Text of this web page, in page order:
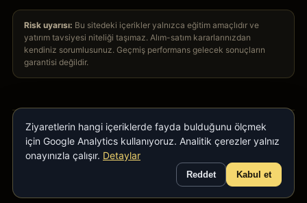
Risk uyarısı: Bu sitedeki içerikler yalnızca eğitim amaçlıdır ve
yatırım tavsiyesi niteliği taşımaz. Alım-satım kararlarınızdan
kendiniz sorumlusunuz. Geçmiş performans gelecek sonuçların
garantisi değildir.
© 2026 GoldAnaliz · Tüm hakları saklıdır.
Ziyaretlerin hangi içeriklerde fayda bulduğunu ölçmek
için Google Analytics kullanıyoruz. Analitik çerezler yalnız
onayınızla çalışır. Detaylar
Reddet Kabul et